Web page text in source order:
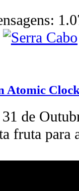
Atomic
31 de
fruta para